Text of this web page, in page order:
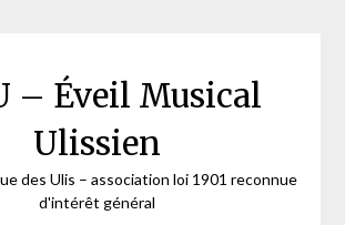
– Éveil Musical
Ulissien
des Ulis – association loi 1901 reconnue
d'intérêt général